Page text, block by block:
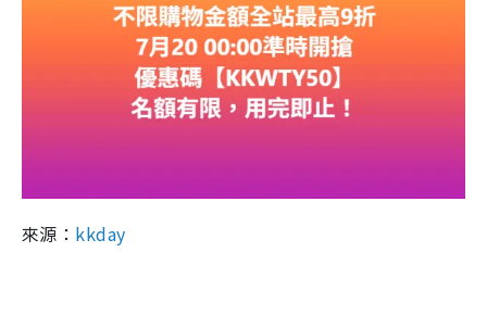
來源： kkday